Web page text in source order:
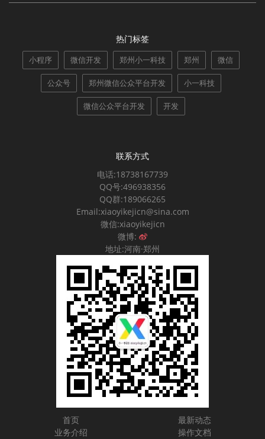
热门标签
小程序 微信开发 郑州小一科技 郑州 微信
公众号 郑州微信公众平台开发 小一科技
微信公众平台开发 开发
联系方式
电话:18738167739
QQ号:496938356
QQ群:189066265
Email:xiaoyikejicn@sina.com
微信:xiaoyikejicn
微博:
地址:河南·郑州
首页
最新动态
业务介绍
操作文档